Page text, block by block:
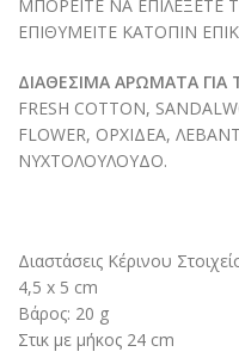
ΜΠΟΡΕΙΤΕ ΝΑ
ΕΠΙΘΥΜΕΙΤΕ ΚΑΤΟΠΙΝ
ΔΙΑΘΕΣΙΜΑ ΑΡΩΜΑΤΑ ΓΙΑ
FRESH COTTON,
FLOWER, ΟΡΧΙΔΕΑ,
ΝΥΧΤΟΛΟΥΛΟΥΔΟ.
Διαστάσεις Κέρινου
4,5 x 5 cm
Βάρος: 20 g
Στικ με μήκος 24 cm